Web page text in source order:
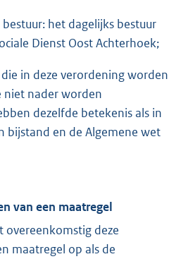
bestuur: het dagelijks bestuur
Dienst Oost Achterhoek;
in deze verordening worden
niet nader worden
dezelfde betekenis als in
bijstand en de Algemene wet
van een maatregel
overeenkomstig deze
maatregel op als de